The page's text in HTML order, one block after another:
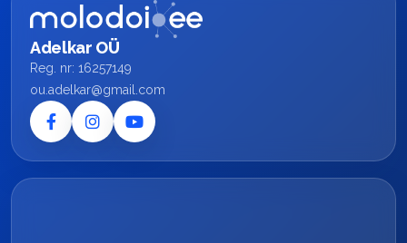
Adelkar OÜ
Reg. nr: 16257149
ou.adelkar@gmail.com